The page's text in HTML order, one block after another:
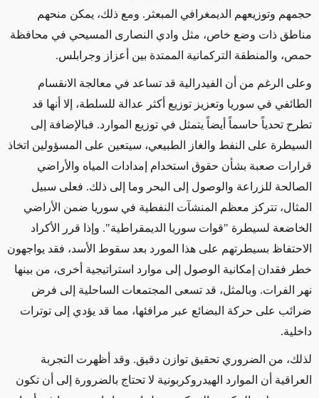
حجمهم وتوزيعهم الديمغرافي المبعثر. ومع ذلك، يمكن منحهم
مناطق ذات وضع خاص، مثل وادي النصارى المسيحي في محافظة
حمص، والمنطقة التركمانية الممتدة بين أعزاز وجرابلس.
وعلى الرغم من أن الفيدرالية قد تساعد في معالجة الانقسام
الطائفي في سوريا وتعزيز توزيع أكثر عدالة للسلطة، إلا أنها قد
تطرح تحدياً حاسماً أيضاً يتمثل في توزيع الموارد. فبالإضافة إلى
السيطرة على النفط والغاز الطبيعي، سيتعين على المسؤولين اتخاذ
قرارات صعبة بشأن حقوق استخدام إمدادات المياه والأراضي
الصالحة للزراعة والوصول إلى البحر وما إلى ذلك. فعلى سبيل
المثال، تتركز معظم المنشآت النفطية في سوريا ضمن الأراضي
الخاضعة لسيطرة "قوات سوريا الديمقراطية". وإذا قرر الأكراد
الاحتفاظ بسيطرتهم على هذا المورد بعد سقوط الأسد، فقد يواجهون
خطر فقدان إمكانية الوصول إلى موارد استراتيجية أخرى، من بينها
نهر الفرات. وبالمثل، قد تسعى المجتمعات الساحلية إلى فرض
ضرائب على حركة البضائع عبر مرافئها، مما قد يؤدي إلى توترات
داخلية.
لذلك، من الضروري تحقيق توازن دقيق. وقد أظهرت التجربة
العراقية أن الموارد الهيدروكربونية لا تحتاج بالضرورة إلى أن تكون